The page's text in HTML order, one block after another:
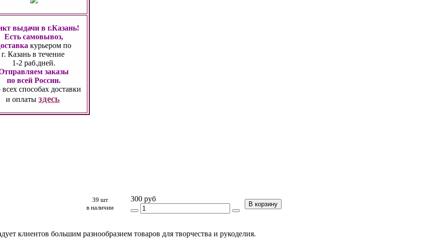
выдачи в г.Казань!
Есть самовывоз,
курьером по
г. Казань в течение
1-2 раб.дней.
заказы
по всей России.
способах доставки
и оплатыздесь
39 шт
в наличии
300 руб
В корзину
клиентов большим разнообразием товаров для творчества и рукоделия.